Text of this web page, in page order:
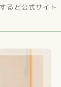
ると公式サイト